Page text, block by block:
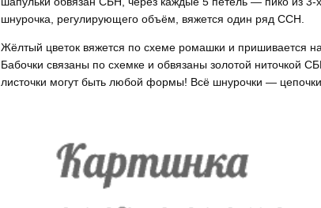
шнурочка, регулирующего объём, вяжется один ряд ССН.
Жёлтый цветок вяжется по схеме ромашки и пришивается
Бабочки связаны по схемке и обвязаны золотой ниточкой
листочки могут быть любой формы! Всё шнурочки —